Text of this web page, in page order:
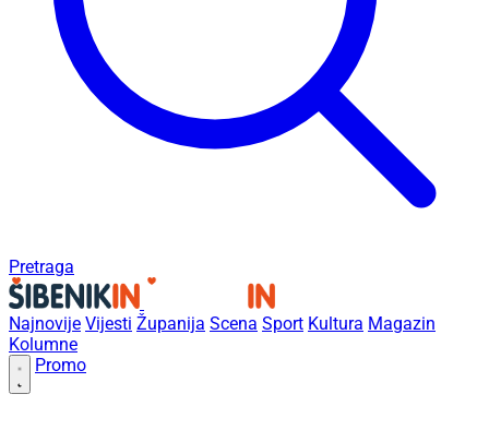
Pretraga
Najnovije Vijesti Županija Scena Sport Kultura Magazin
Kolumne
Promo